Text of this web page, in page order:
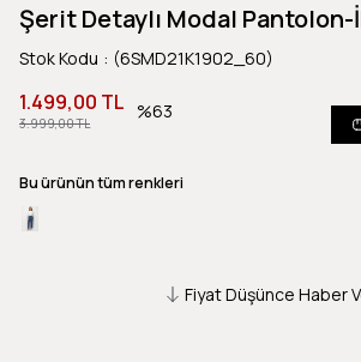
Şerit Detaylı Modal Pantolon-
Stok Kodu (6SMD21K1902_60)
3.999,00 TL
1.499,00 TL 63
Bu ürünün tüm renkleri
Fiyat Düşünce Haber